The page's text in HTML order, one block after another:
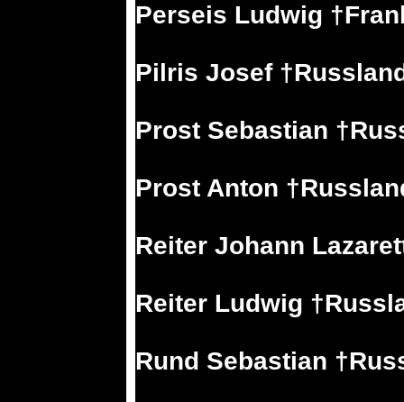
Perseis Ludwig
Pilris Josef
Prost Sebastian
Prost Anton
Reiter Johann
Reiter Ludwig
Rund Sebastian